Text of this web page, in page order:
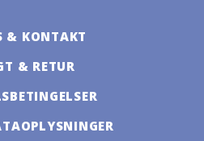
& KONTAKT
& RETUR